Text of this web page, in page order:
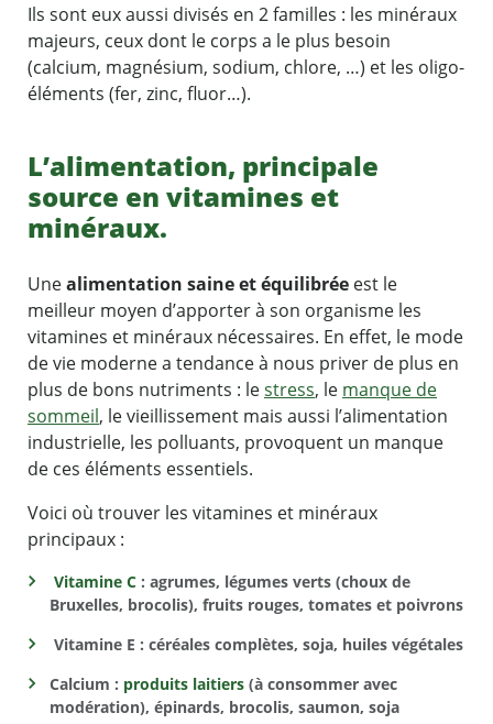
Ils sont eux aussi divisés en 2 familles : les minéraux
majeurs, ceux dont le corps a le plus besoin
(calcium, magnésium, sodium, chlore, …) et les oligo-
éléments (fer, zinc, fluor…).
L’alimentation, principale
source en vitamines et
minéraux.
Unealimentation saine et équilibrée est le
meilleur moyen d’apporter à son organisme les
vitamines et minéraux nécessaires. En effet, le mode
de vie moderne a tendance à nous priver de plus en
plus de bons nutriments : lestress, le manque de
sommeil, le vieillissement mais aussi l’alimentation
industrielle, les polluants, provoquent un manque
de ces éléments essentiels.
Voici où trouver les vitamines et minéraux
principaux :
Vitamine C : agrumes, légumes verts (choux de
Bruxelles, brocolis), fruits rouges, tomates et poivrons
Vitamine E : céréales complètes, soja, huiles végétales
Calcium : produits laitiers (à consommer avec
modération), épinards, brocolis, saumon, soja